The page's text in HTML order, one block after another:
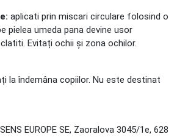
aplicati prin miscari circulare folosind o
pielea umeda pana devine usor
Evitați ochii și zona ochilor.
la îndemâna copiilor. Nu este destinat
EUROPE SE, Zaoralova 3045/1e, 628